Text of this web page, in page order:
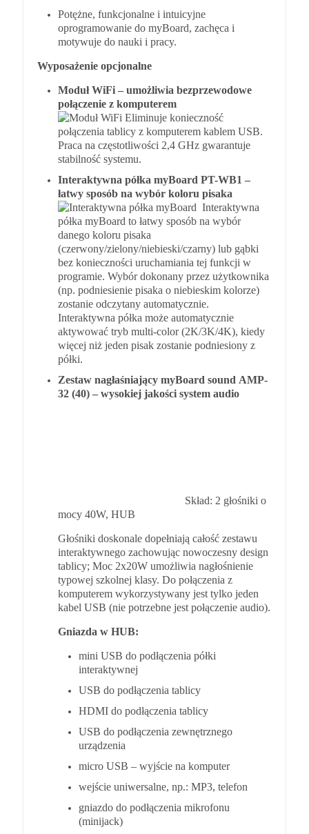
Potężne, funkcjonalne i intuicyjne
oprogramowanie do myBoard, zachęca i
motywuje do nauki i pracy.
Wyposażenie opcjonalne
Moduł WiFi – umożliwia bezprzewodowe
połączenie z komputerem
Eliminuje konieczność
połączenia tablicy z komputerem kablem USB.
Praca na częstotliwości 2,4 GHz gwarantuje
stabilność systemu.
Interaktywna półka myBoard PT-WB1 –
łatwy sposób na wybór koloru pisaka
Interaktywna
półka myBoard to łatwy sposób na wybór
danego koloru pisaka
(czerwony/zielony/niebieski/czarny) lub gąbki
bez konieczności uruchamiania tej funkcji w
programie. Wybór dokonany przez użytkownika
(np. podniesienie pisaka o niebieskim kolorze)
zostanie odczytany automatycznie.
Interaktywna półka może automatycznie
aktywować tryb multi-color (2K/3K/4K), kiedy
więcej niż jeden pisak zostanie podniesiony z
półki.
Zestaw nagłaśniający myBoard sound AMP-
32 (40) – wysokiej jakości system audio
komputerem wykorzystywany jest tylko jeden
kabel USB (nie potrzebne jest połączenie audio).
Gniazda w HUB:
mini USB do podłączenia półki
interaktywnej
USB do podłączenia tablicy
USB do podłączenia zewnętrznego
urządzenia
micro USB – wyjście na komputer
wejście uniwersalne, np.: MP3, telefon
gniazdo do podłączenia mikrofonu
(minijack)
zasilanie
2x chinch do podłączenia głośników
Przyciski + i – do regulacji głośności (również
regulować można suwakiem w systemie
operacyjnym).